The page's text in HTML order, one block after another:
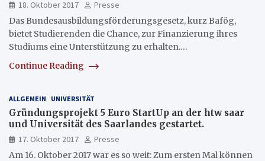
18. Oktober 2017
Presse
Das Bundesausbildungsförderungsgesetz, kurz Bafög,
bietet Studierenden die Chance, zur Finanzierung ihres
Studiums eine Unterstützung zu erhalten.…
Continue Reading
ALLGEMEIN UNIVERSITÄT
Gründungsprojekt 5 Euro StartUp an der htw saar
und Universität des Saarlandes gestartet.
17. Oktober 2017
Presse
Am 16. Oktober 2017 war es so weit: Zum ersten Mal können